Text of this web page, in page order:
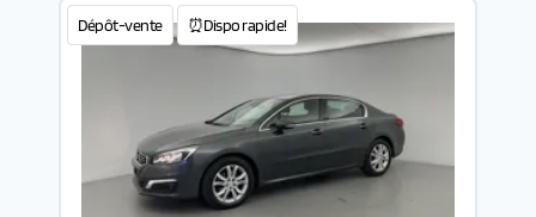
Dépôt-vente ⏰Dispo rapide!